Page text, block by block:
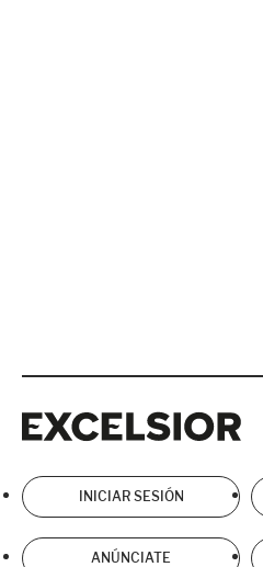
INICIAR SESIÓN
ANÚNCIATE